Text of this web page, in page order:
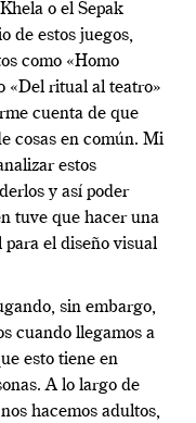
o el Sepak
de estos juegos,
como «Homo
«Del ritual al teatro»
cuenta de que
cosas en común. Mi
estos
y así poder
tuve que hacer una
el diseño visual
sin embargo,
cuando llegamos a
esto tiene en
A lo largo de
hacemos adultos,